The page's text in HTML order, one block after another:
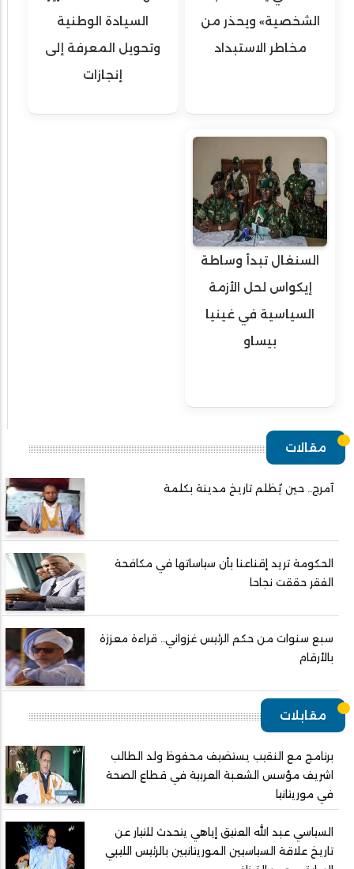
الشخصية» ويحذر من
مخاطر الاستبداد
السيادة الوطنية
وتحويل المعرفة إلى
إنجازات
السنغال تبدأ وساطة
إيكواس لحل الأزمة
السياسية في غينيا
بيساو
مقالات
آمرج.. حين يُظلم تاريخ مدينة بكلمة
الحكومة تريد إقناعنا بأن سياساتها في مكافحة
الفقر حققت نجاحا
سبع سنوات من حكم الرئيس غزواني.. قراءة معززة
بالأرقام
مقابلات
برنامج مع النقيب يستضيف محفوظ ولد الطالب
اشريف مؤسس الشعبة العربية في قطاع الصحة
في موريتانيا
السياسي عبد الله العتيق إياهي يتحدث للتيار عن
تاريخ علاقة السياسيين الموريتانيين بالرئيس الليبي